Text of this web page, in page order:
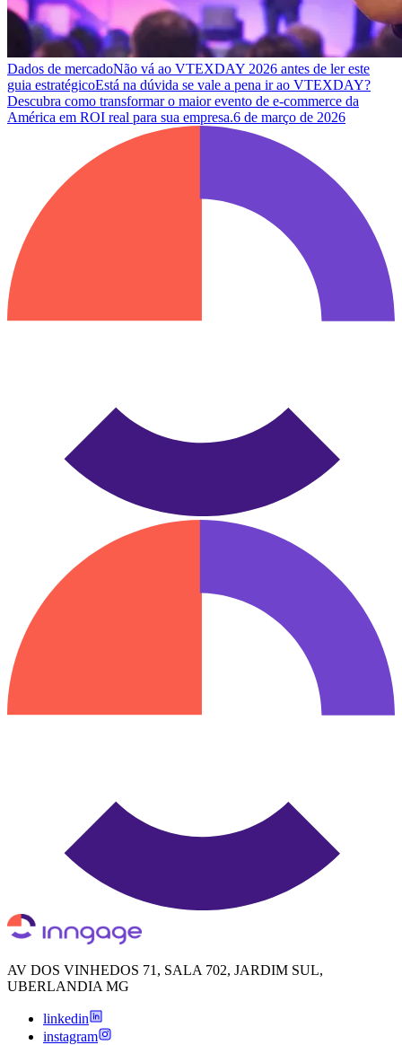
Dados de mercadoNão vá ao VTEXDAY 2026 antes de ler este
guia estratégicoEstá na dúvida se vale a pena ir ao VTEXDAY?
Descubra como transformar o maior evento de e-commerce da
América em ROI real para sua empresa.6 de março de 2026
AV DOS VINHEDOS 71, SALA 702, JARDIM SUL,
UBERLANDIA MG
linkedin
instagram